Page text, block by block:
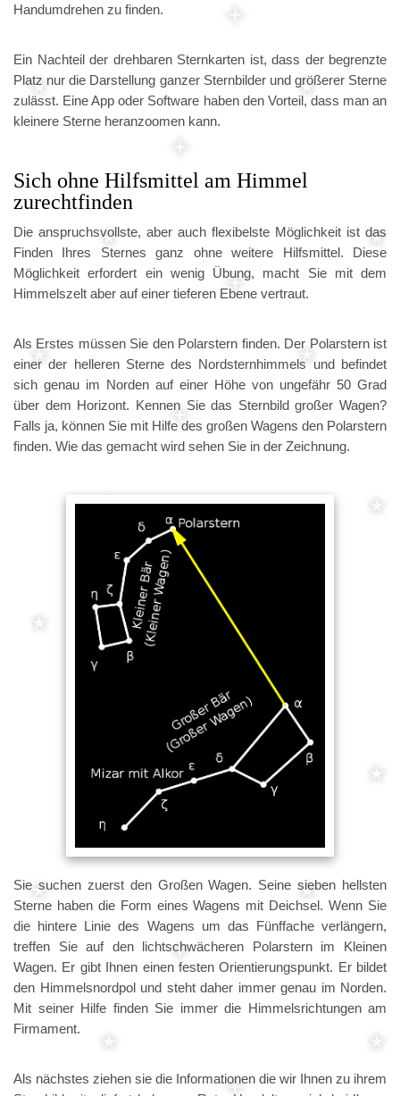
Handumdrehen zu finden.
Ein Nachteil der drehbaren Sternkarten ist, dass der begrenzte
Platz nur die Darstellung ganzer Sternbilder und größerer Sterne
zulässt. Eine App oder Software haben den Vorteil, dass man an
kleinere Sterne heranzoomen kann.
Sich ohne Hilfsmittel am Himmel
zurechtfinden
Die anspruchsvollste, aber auch flexibelste Möglichkeit ist das
Finden Ihres Sternes ganz ohne weitere Hilfsmittel. Diese
Möglichkeit erfordert ein wenig Übung, macht Sie mit dem
Himmelszelt aber auf einer tieferen Ebene vertraut.
Als Erstes müssen Sie den Polarstern finden. Der Polarstern ist
einer der helleren Sterne des Nordsternhimmels und befindet
sich genau im Norden auf einer Höhe von ungefähr 50 Grad
über dem Horizont. Kennen Sie das Sternbild großer Wagen?
Falls ja, können Sie mit Hilfe des großen Wagens den Polarstern
finden. Wie das gemacht wird sehen Sie in der Zeichnung.
Sie suchen zuerst den Großen Wagen. Seine sieben hellsten
Sterne haben die Form eines Wagens mit Deichsel. Wenn Sie
die hintere Linie des Wagens um das Fünffache verlängern,
treffen Sie auf den lichtschwächeren Polarstern im Kleinen
Wagen. Er gibt Ihnen einen festen Orientierungspunkt. Er bildet
den Himmelsnordpol und steht daher immer genau im Norden.
Mit seiner Hilfe finden Sie immer die Himmelsrichtungen am
Firmament.
Als nächstes ziehen sie die Informationen die wir Ihnen zu ihrem